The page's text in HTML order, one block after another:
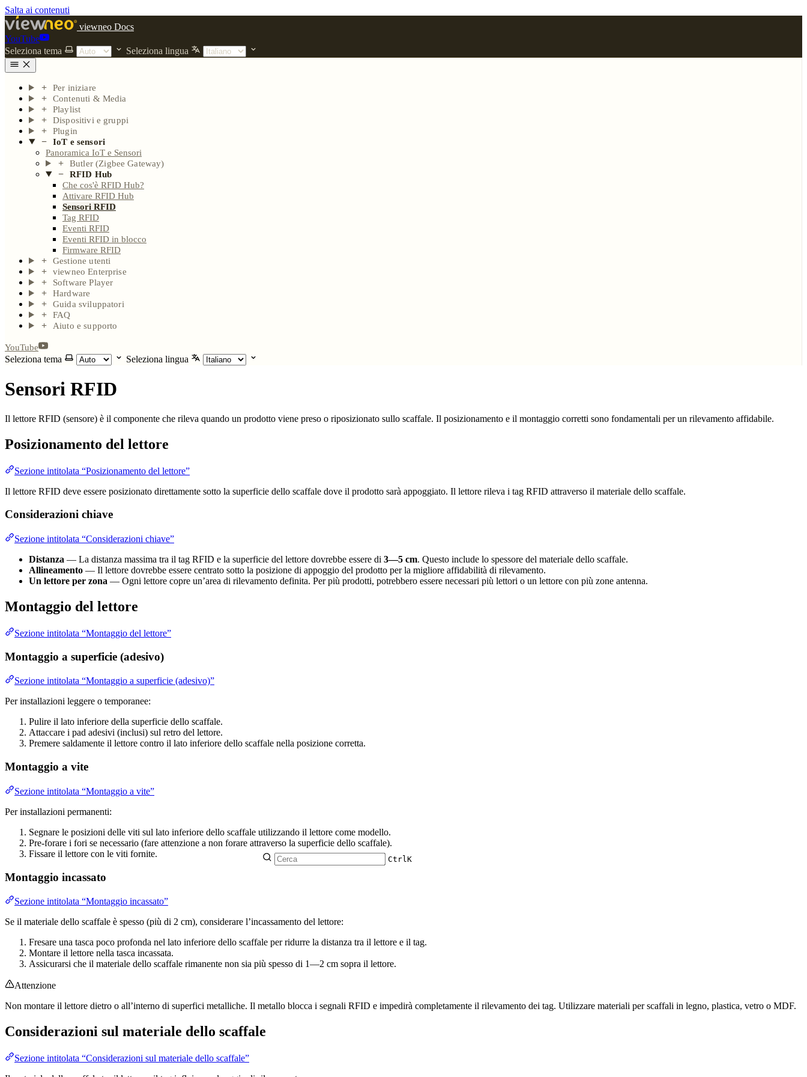
Salta ai contenuti
viewneo Docs
Ctrl K
YouTube
Seleziona tema
Seleziona lingua
Per iniziare
Contenuti & Media
Playlist
Dispositivi e gruppi
Plugin
IoT e sensori
Panoramica IoT e Sensori
Butler (Zigbee Gateway)
RFID Hub
Che cos'è RFID Hub?
Attivare RFID Hub
Sensori RFID
Tag RFID
Eventi RFID
Eventi RFID in blocco
Firmware RFID
Gestione utenti
viewneo Enterprise
Software Player
Hardware
Guida sviluppatori
FAQ
Aiuto e supporto
YouTube
Seleziona tema Seleziona lingua
Sensori RFID
Il lettore RFID (sensore) è il componente che rileva quando un prodotto viene preso o riposizionato sullo scaffale. Il posizionamento e il montaggio corretti sono fondamentali per un rilevamento affidabile.
Posizionamento del lettore
Sezione intitolata “Posizionamento del lettore”
Il lettore RFID deve essere posizionato direttamente sotto la superficie dello scaffale dove il prodotto sarà appoggiato. Il lettore rileva i tag RFID attraverso il materiale dello scaffale.
Considerazioni chiave
Sezione intitolata “Considerazioni chiave”
Distanza — La distanza massima tra il tag RFID e la superficie del lettore dovrebbe essere di 3—5 cm. Questo include lo spessore del materiale dello scaffale.
Allineamento — Il lettore dovrebbe essere centrato sotto la posizione di appoggio del prodotto per la migliore affidabilità di rilevamento.
Un lettore per zona — Ogni lettore copre un’area di rilevamento definita. Per più prodotti, potrebbero essere necessari più lettori o un lettore con più zone antenna.
Montaggio del lettore
Sezione intitolata “Montaggio del lettore”
Montaggio a superficie (adesivo)
Sezione intitolata “Montaggio a superficie (adesivo)”
Per installazioni leggere o temporanee:
Pulire il lato inferiore della superficie dello scaffale.
Attaccare i pad adesivi (inclusi) sul retro del lettore.
Premere saldamente il lettore contro il lato inferiore dello scaffale nella posizione corretta.
Montaggio a vite
Sezione intitolata “Montaggio a vite”
Per installazioni permanenti:
Segnare le posizioni delle viti sul lato inferiore dello scaffale utilizzando il lettore come modello.
Pre-forare i fori se necessario (fare attenzione a non forare attraverso la superficie dello scaffale).
Fissare il lettore con le viti fornite.
Montaggio incassato
Sezione intitolata “Montaggio incassato”
Se il materiale dello scaffale è spesso (più di 2 cm), considerare l’incassamento del lettore:
Fresare una tasca poco profonda nel lato inferiore dello scaffale per ridurre la distanza tra il lettore e il tag.
Montare il lettore nella tasca incassata.
Assicurarsi che il materiale dello scaffale rimanente non sia più spesso di 1—2 cm sopra il lettore.
Attenzione
Non montare il lettore dietro o all’interno di superfici metalliche. Il metallo blocca i segnali RFID e impedirà completamente il rilevamento dei tag. Utilizzare materiali per scaffali in legno, plastica, vetro o MDF.
Considerazioni sul materiale dello scaffale
Sezione intitolata “Considerazioni sul materiale dello scaffale”